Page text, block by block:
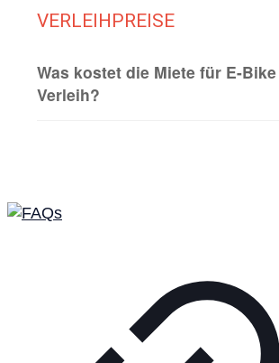
VERLEIHPREISE
Was kostet die Miete für E-Bike
Verleih?